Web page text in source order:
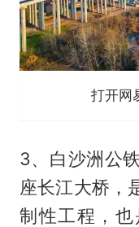
打开网
3、白沙洲公
座长江大桥，
制性工程，